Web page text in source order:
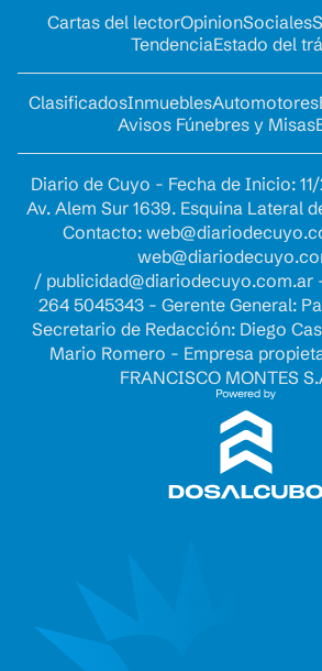
Cartas del lectorOpinionSociales
TendenciaEstado del
ClasificadosInmueblesAutomotores
Avisos Fúnebres y Misas
Diario de Cuyo - Fecha de Inicio:
Av. Alem Sur 1639. Esquina Lateral
Contacto:
/ publicidad@diariodecuyo.com.ar
264 5045343 - Gerente General:
Secretario de Redacción: Diego
Mario Romero - Empresa
FRANCISCO MONTES